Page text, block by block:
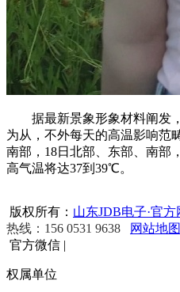
据最新景象形象材料阐发，
为从，不外每天的高温影响范
南部，18日北部、东部、南部
高气温将达37到39℃。
版权所有： 山东JDB电子·官
热线：156 0531 9638
网站地图
官方微信 |
权属单位